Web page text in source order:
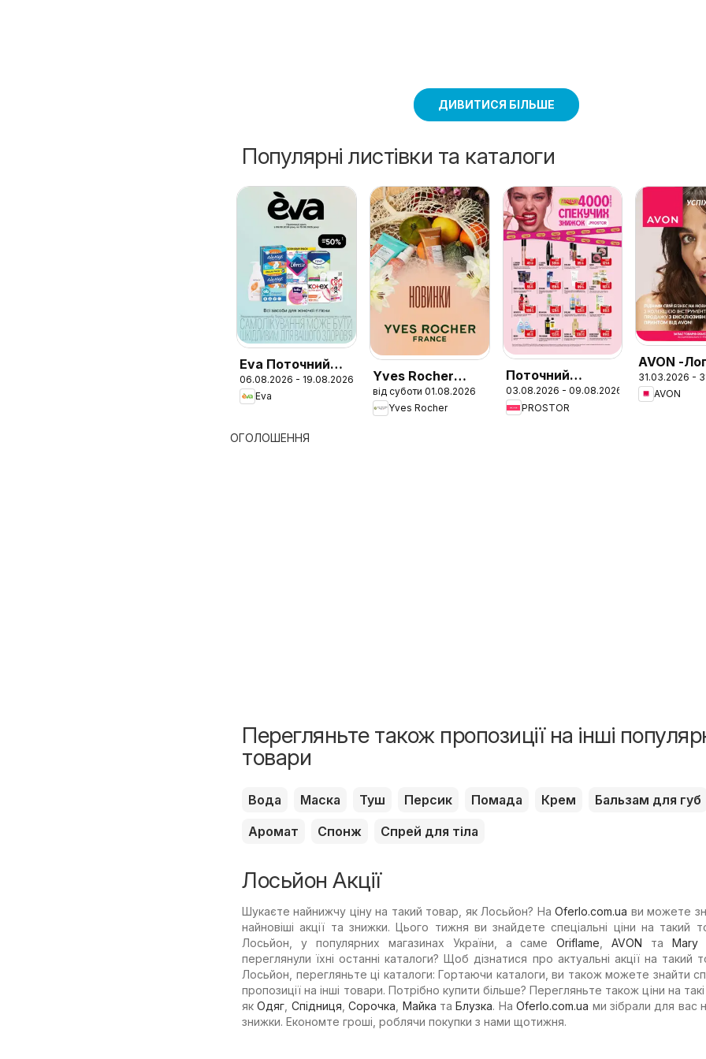
ДИВИТИСЯ БІЛЬШЕ
Популярні листівки та каталоги
Eva Поточний
каталог
06.08.2026 - 19.08.2026
Eva
Yves Rocher
Поточний
каталог
від суботи 01.08.2026
Yves Rocher
Поточний
каталог
03.08.2026 - 09.08.2026
PROSTOR
AVON -
флаер
31.03.2026 -
AVON
ОГОЛОШЕННЯ
Перегляньте також пропозиції на інші
товари
Вода Маска Туш Персик Помада Крем
Бальзам для губ
Аромат
Спонж Спрей для тіла
Лосьйон Акції
Шукаєте найнижчу ціну на такий товар, як Лосьйон? НаOferlo.com.ua ви можете
найновіші акції та знижки. Цього тижня ви знайдете спеціальні ціни на такий
Лосьйон, у популярних магазинах України, а самеOriflame ,AVON таMary
переглянули їхні останні каталоги? Щоб дізнатися про актуальні акції на такий
Лосьйон, перегляньте ці каталоги: Гортаючи каталоги, ви також можете знайти
пропозиції на інші товари. Потрібно купити більше? Перегляньте також ціни на
якОдяг Спідниця ,Сорочка Майка таБлузка. НаOferlo.com.ua ми зібрали для вас
знижки. Економте гроші, роблячи покупки з нами щотижня.